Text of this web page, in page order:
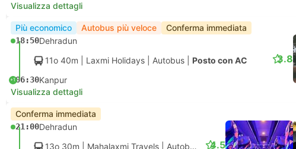
Visualizza dettagli
Più economico Autobus più veloce Conferma immediata
18:50Dehradun
11o 40m | Laxmi Holidays Autobus Posto con AC
+106:30Kanpur
3.8
Visualizza dettagli
Conferma immediata
21:00Dehradun
13o 30m | Mahalaxmi Travels Autobus |Posto con AC
4.5